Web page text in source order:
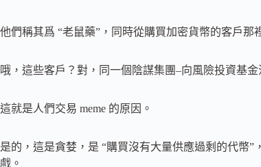
他們稱其爲 “老鼠藥”，同時從購買加密貨幣的客戶那
哦，這些客戶？對，同一個陰謀集團–向風險投資基
這就是人們交易 meme 的原因。
是的，這是貪婪，是 “購買沒有大量供應過剩的代幣
戲。